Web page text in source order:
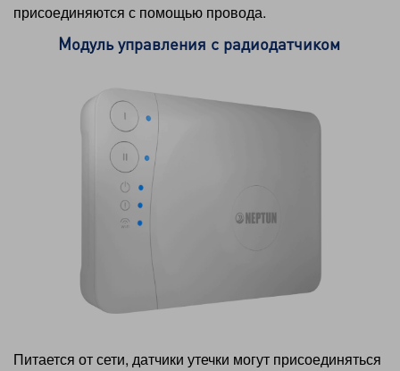
присоединяются с помощью провода.
Модуль управления с радиодатчиком
Питается от сети, датчики утечки могут присоединяться